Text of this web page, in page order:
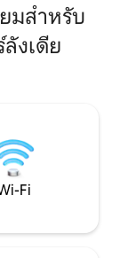
ทีวี ที่จอดรถในร่ม
Dutch Coffee Corner อพาร์ทเ
แสดงงานศิลปะสุ
มสำหรับ
งเดีย
Fi